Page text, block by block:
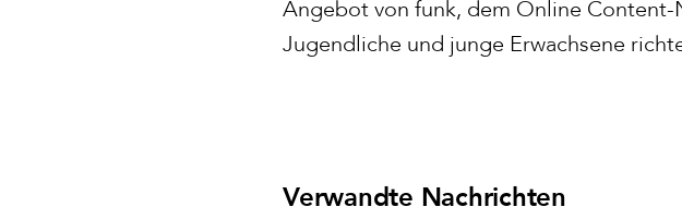
Angebot von funk, dem Online Content-
Jugendliche und junge Erwachsene
Verwandte Nachrichten